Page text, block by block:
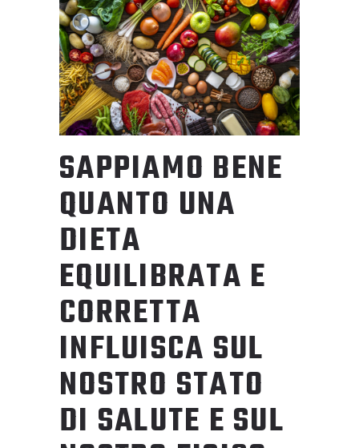
SAPPIAMO BENE
QUANTO UNA
DIETA
EQUILIBRATA E
CORRETTA
INFLUISCA SUL
NOSTRO STATO
DI SALUTE E SUL